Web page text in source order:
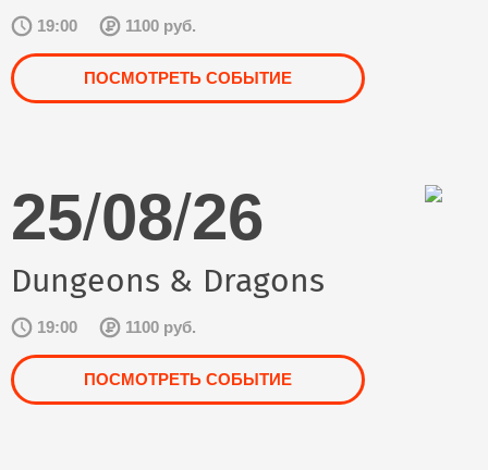
19:00 1100 руб.
ПОСМОТРЕТЬ СОБЫТИЕ
25/08/26
Dungeons & Dragons
19:00 1100 руб.
ПОСМОТРЕТЬ СОБЫТИЕ